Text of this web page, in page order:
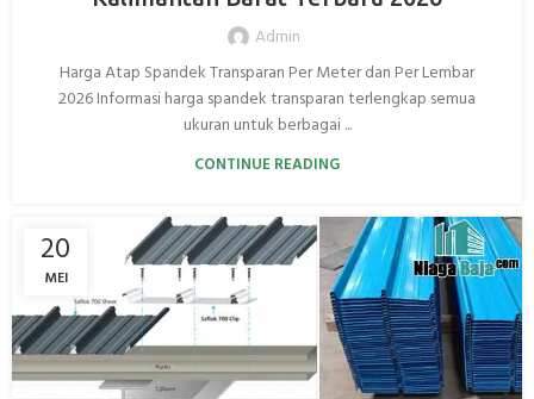
Admin
Harga Atap Spandek Transparan Per Meter dan Per Lembar
2026 Informasi harga spandek transparan terlengkap semua
ukuran untuk berbagai ...
CONTINUE READING
20
MEI